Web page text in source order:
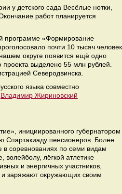
у детского сада Весёлые нотки,
работ планируется
программе «Формирование
почти 10 тысяч
округе появится ещё одно
выделено 55 млн рублей.
Северодвинска.
языка совместно
Владимир Жириновский
инициированного губернатором
Спартакиаду пенсионеров. Более
в соревнованиях по семи видам
волейболу, лёгкой атлетике
и энергичных участников,
заряжают окружающих своим